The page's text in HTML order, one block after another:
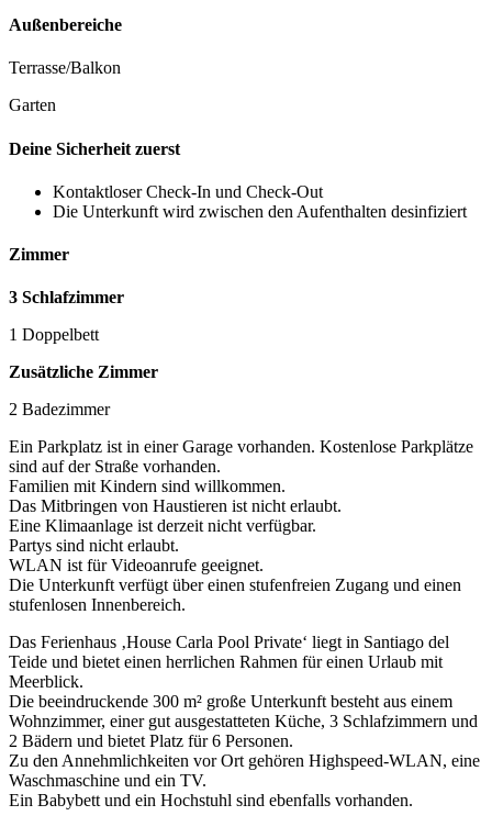
Außenbereiche
Terrasse/Balkon
Garten
Deine Sicherheit zuerst
Kontaktloser Check-In und Check-Out
Die Unterkunft wird zwischen den Aufenthalten desinfiziert
Zimmer
3 Schlafzimmer
1 Doppelbett
Zusätzliche Zimmer
2 Badezimmer
Ein Parkplatz ist in einer Garage vorhanden. Kostenlose Parkplätze
sind auf der Straße vorhanden.
Familien mit Kindern sind willkommen.
Das Mitbringen von Haustieren ist nicht erlaubt.
Eine Klimaanlage ist derzeit nicht verfügbar.
Partys sind nicht erlaubt.
WLAN ist für Videoanrufe geeignet.
Die Unterkunft verfügt über einen stufenfreien Zugang und einen
stufenlosen Innenbereich.
Das Ferienhaus ‚House Carla Pool Private‘ liegt in Santiago del
Teide und bietet einen herrlichen Rahmen für einen Urlaub mit
Meerblick.
Die beeindruckende 300 m² große Unterkunft besteht aus einem
Wohnzimmer, einer gut ausgestatteten Küche, 3 Schlafzimmern und
2 Bädern und bietet Platz für 6 Personen.
Zu den Annehmlichkeiten vor Ort gehören Highspeed-WLAN, eine
Waschmaschine und ein TV.
Ein Babybett und ein Hochstuhl sind ebenfalls vorhanden.